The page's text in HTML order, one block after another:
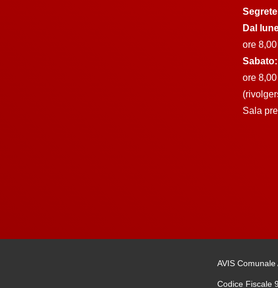
Dal
ore
Sabato:
ore
Sala
AVIS
Codice Fiscale